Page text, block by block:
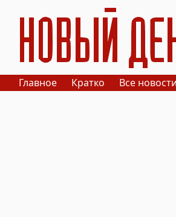
РИА Новый День
Главное Кратко Все новости